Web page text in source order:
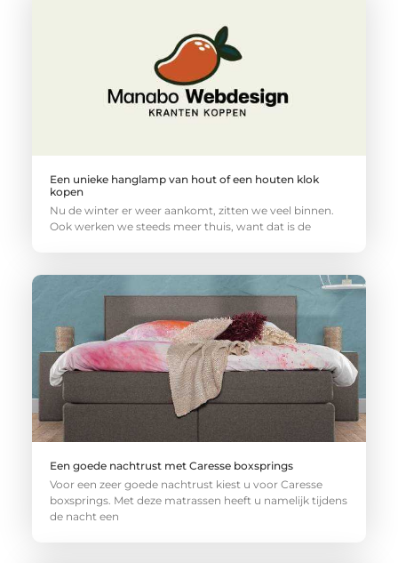
Een unieke hanglamp van hout of een houten klok
kopen
Nu de winter er weer aankomt, zitten we veel binnen.
Ook werken we steeds meer thuis, want dat is de
Een goede nachtrust met Caresse boxsprings
Voor een zeer goede nachtrust kiest u voor Caresse
boxsprings. Met deze matrassen heeft u namelijk tijdens
de nacht een